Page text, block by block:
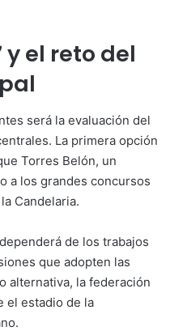
el reto del
será la evaluación del
La primera opción
Torres Belón, un
a los grandes concursos
Candelaria.
de los trabajos
que adopten las
alternativa, la federación
el estadio de la